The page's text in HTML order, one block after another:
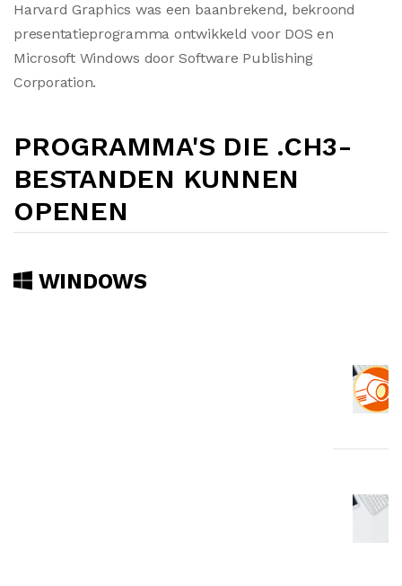
Harvard Graphics was een baanbrekend, bekroond
presentatieprogramma ontwikkeld voor DOS en
Microsoft Windows door Software Publishing
Corporation.
PROGRAMMA'S DIE .CH3-
BESTANDEN KUNNEN
OPENEN
WINDOWS